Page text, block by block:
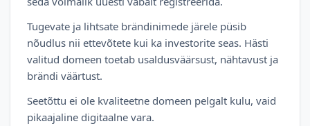
Tugevate ja lihtsate brändinimede järele püsib
nõudlus nii ettevõtete kui ka investorite seas. Hästi
valitud domeen toetab usaldusväärsust, nähtavust ja
brändi väärtust.
Seetõttu ei ole kvaliteetne domeen pelgalt kulu, vaid
pikaajaline digitaalne vara.